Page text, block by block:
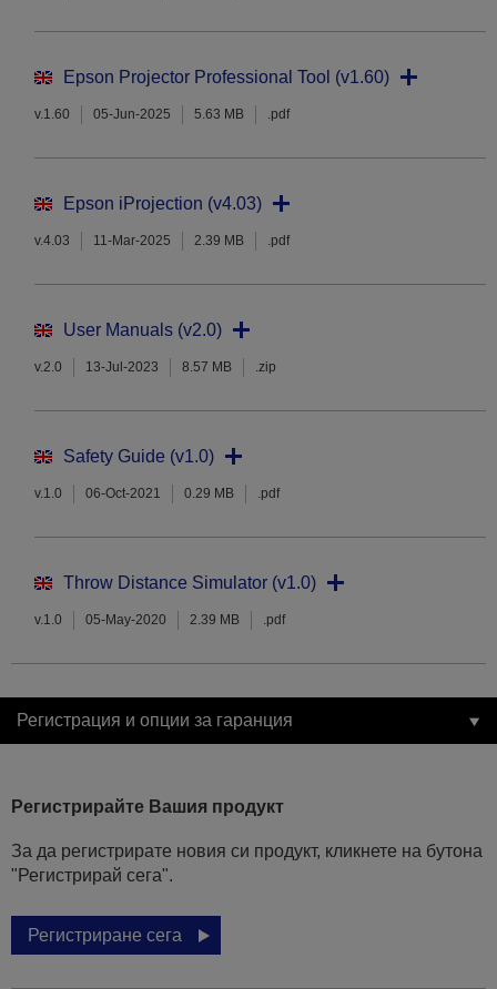
Epson Projector Professional Tool (v1.60)
v.1.60 05-Jun-2025 5.63 MB .pdf
Epson iProjection (v4.03)
v.4.03 11-Mar-2025 2.39 MB .pdf
User Manuals (v2.0)
v.2.0 13-Jul-2023 8.57 MB .zip
Safety Guide (v1.0)
v.1.0 06-Oct-2021 0.29 MB .pdf
Throw Distance Simulator (v1.0)
v.1.0 05-May-2020 2.39 MB .pdf
Регистрация и опции за гаранция
Регистрирайте Вашия продукт
За да регистрирате новия си продукт, кликнете на бутона
"Регистрирай сега".
Регистриране сега